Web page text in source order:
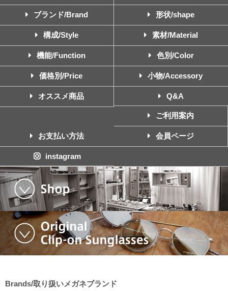
ブランド/Brand 形状/shape
構成/Style 素材/Material
機能/Function 色別/Color
価格別/Price 小物/Accessory
オススメ商品 Q&A
ご利用案内
お支払い方法 会員ページ
instagram
Brands/取り扱いメガネブランド